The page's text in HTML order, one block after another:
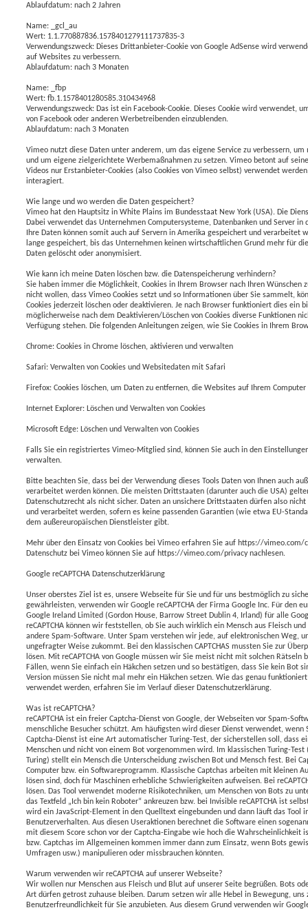
Ablaufdatum: nach 2 Jahren
Name: _gcl_au
Wert: 1.1.770887836.1578401279111737835-3
Verwendungszweck: Dieses Drittanbieter-Cookie von Google AdSense wird
auf Websites zu verbessern.
Ablaufdatum: nach 3 Monaten
Name: _fbp
Wert: fb.1.1578401280585.310434968
Verwendungszweck: Das ist ein Facebook-Cookie. Dieses Cookie wird verwendet,
von Facebook oder anderen Werbetreibenden einzublenden.
Ablaufdatum: nach 3 Monaten
Vimeo nutzt diese Daten unter anderem, um das eigene Service zu verbessern,
und um eigene zielgerichtete Werbemaßnahmen zu setzen. Vimeo betont auf
Videos nur Erstanbieter-Cookies (also Cookies von Vimeo selbst) verwendet
interagiert.
Wie lange und wo werden die Daten gespeichert?
Vimeo hat den Hauptsitz in White Plains im Bundesstaat New York (USA). Die
Dabei verwendet das Unternehmen Computersysteme, Datenbanken und Server in
Ihre Daten können somit auch auf Servern in Amerika gespeichert und verarbeitet
lange gespeichert, bis das Unternehmen keinen wirtschaftlichen Grund mehr für
Daten gelöscht oder anonymisiert.
Wie kann ich meine Daten löschen bzw. die Datenspeicherung verhindern?
Sie haben immer die Möglichkeit, Cookies in Ihrem Browser nach Ihren Wünschen
nicht wollen, dass Vimeo Cookies setzt und so Informationen über Sie sammelt,
Cookies jederzeit löschen oder deaktivieren. Je nach Browser funktioniert dies ein
möglicherweise nach dem Deaktivieren/Löschen von Cookies diverse Funktionen
Verfügung stehen. Die folgenden Anleitungen zeigen, wie Sie Cookies in Ihrem
Chrome: Cookies in Chrome löschen, aktivieren und verwalten
Safari: Verwalten von Cookies und Websitedaten mit Safari
Firefox: Cookies löschen, um Daten zu entfernen, die Websites auf Ihrem
Internet Explorer: Löschen und Verwalten von Cookies
Microsoft Edge: Löschen und Verwalten von Cookies
Falls Sie ein registriertes Vimeo-Mitglied sind, können Sie auch in den
verwalten.
Bitte beachten Sie, dass bei der Verwendung dieses Tools Daten von Ihnen auch
verarbeitet werden können. Die meisten Drittstaaten (darunter auch die USA)
Datenschutzrecht als nicht sicher. Daten an unsichere Drittstaaten dürfen also
und verarbeitet werden, sofern es keine passenden Garantien (wie etwa EU-
dem außereuropäischen Dienstleister gibt.
Mehr über den Einsatz von Cookies bei Vimeo erfahren Sie auf https://
Datenschutz bei Vimeo können Sie auf https://vimeo.com/privacy nachlesen.
Google reCAPTCHA Datenschutzerklärung
Unser oberstes Ziel ist es, unsere Webseite für Sie und für uns bestmöglich zu
gewährleisten, verwenden wir Google reCAPTCHA der Firma Google Inc. Für den
Google Ireland Limited (Gordon House, Barrow Street Dublin 4, Irland) für alle
reCAPTCHA können wir feststellen, ob Sie auch wirklich ein Mensch aus Fleisch
andere Spam-Software. Unter Spam verstehen wir jede, auf elektronischen Weg,
ungefragter Weise zukommt. Bei den klassischen CAPTCHAS mussten Sie zur
lösen. Mit reCAPTCHA von Google müssen wir Sie meist nicht mit solchen
Fällen, wenn Sie einfach ein Häkchen setzen und so bestätigen, dass Sie kein Bot
Version müssen Sie nicht mal mehr ein Häkchen setzen. Wie das genau
verwendet werden, erfahren Sie im Verlauf dieser Datenschutzerklärung.
Was ist reCAPTCHA?
reCAPTCHA ist ein freier Captcha-Dienst von Google, der Webseiten vor Spam-
menschliche Besucher schützt. Am häufigsten wird dieser Dienst verwendet,
Captcha-Dienst ist eine Art automatischer Turing-Test, der sicherstellen soll, dass
Menschen und nicht von einem Bot vorgenommen wird. Im klassischen Turing-
Turing) stellt ein Mensch die Unterscheidung zwischen Bot und Mensch fest. Bei
Computer bzw. ein Softwareprogramm. Klassische Captchas arbeiten mit kleinen
lösen sind, doch für Maschinen erhebliche Schwierigkeiten aufweisen. Bei
lösen. Das Tool verwendet moderne Risikotechniken, um Menschen von Bots zu
das Textfeld „Ich bin kein Roboter“ ankreuzen bzw. bei Invisible reCAPTCHA ist
wird ein JavaScript-Element in den Quelltext eingebunden und dann läuft das Tool
Benutzerverhalten. Aus diesen Useraktionen berechnet die Software einen
mit diesem Score schon vor der Captcha-Eingabe wie hoch die Wahrscheinlichkeit
bzw. Captchas im Allgemeinen kommen immer dann zum Einsatz, wenn Bots
Umfragen usw.) manipulieren oder missbrauchen könnten.
Warum verwenden wir reCAPTCHA auf unserer Webseite?
Wir wollen nur Menschen aus Fleisch und Blut auf unserer Seite begrüßen. Bots
Art dürfen getrost zuhause bleiben. Darum setzen wir alle Hebel in Bewegung, uns
Benutzerfreundlichkeit für Sie anzubieten. Aus diesem Grund verwenden wir